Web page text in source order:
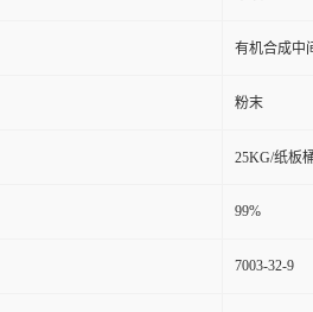
有机合成中
粉末
25KG/纸板
99%
7003-32-9